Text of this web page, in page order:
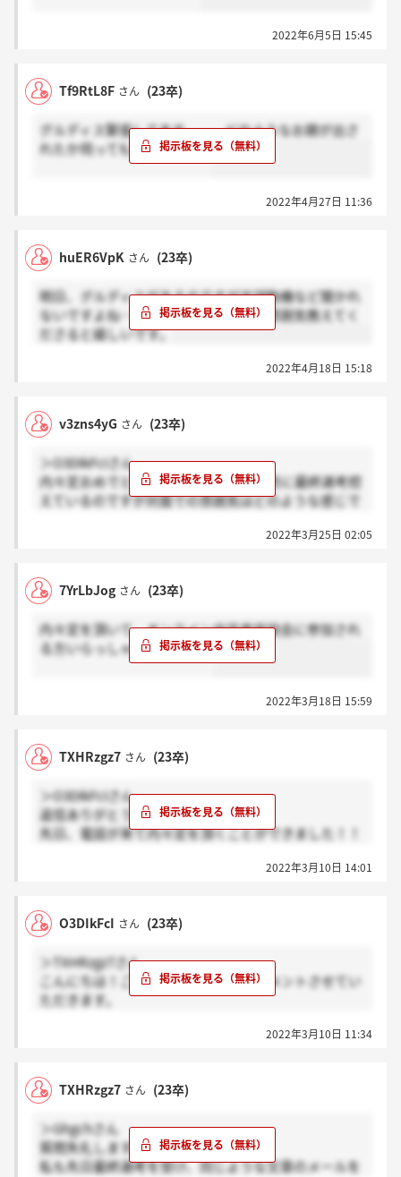
2022年6月5日 15:45
Tf9RtL8F さん (23卒)
グルディス緊張してます、、、どのようなお題が出さ
れたか伺ってもいいですか？
2022年4月27日 11:36
huER6VpK さん (23卒)
明日、グルディスがあるのですが志望動機など聞かれ
ないですよね…？また、グルディスの雰囲気教えてく
ださると嬉しいです。
2022年4月18日 15:18
v3zns4yG さん (23卒)
＞O3DIkFcIさん
内々定おめでとうございます！私も来月に最終選考控
えているのですが対面での雰囲気はどのような感じで
2022年3月25日 02:05
7YrLbJog さん (23卒)
内々定を頂いて、オンライン内定者座談会に参加され
る方いらっしゃいますか…？
2022年3月18日 15:59
TXHRzgz7 さん (23卒)
＞O3DIkFcIさん
返信ありがとうございます！
先日、電話が来て内々定を頂くことができました！！
2022年3月10日 14:01
O3DIkFcI さん (23卒)
＞TXHRzgz7さん
こんにちは！ご参考になればと思いコメントさせてい
ただきます。
2022年3月10日 11:34
TXHRzgz7 さん (23卒)
＞Ghgchさん
質問失礼します。
私も先日最終選考を受け、同じような文章のメールを